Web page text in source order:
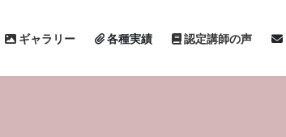
ギャラリー 各種実績 認定講師の声